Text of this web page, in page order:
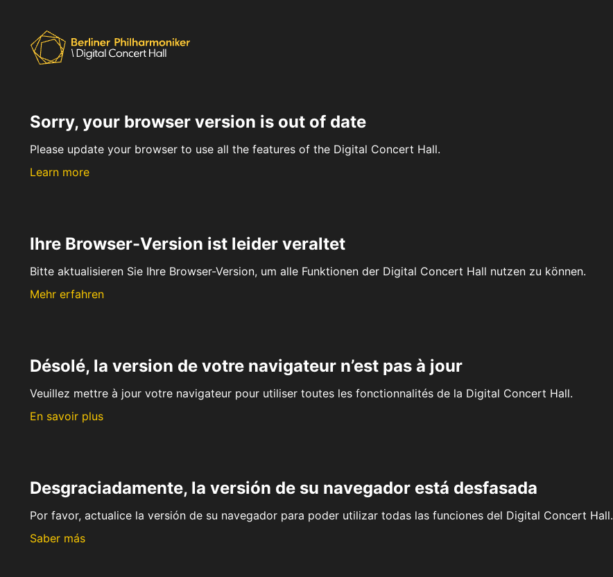
Sorry, your browser version is out of date
Please update your browser to use all the features of the Digital Concert Hall.
Learn more
Ihre Browser-Version ist leider veraltet
Bitte aktualisieren Sie Ihre Browser-Version, um alle Funktionen der Digital Concert Hall nutzen zu können.
Mehr erfahren
Désolé, la version de votre navigateur n’est pas à jour
Veuillez mettre à jour votre navigateur pour utiliser toutes les fonctionnalités de la Digital Concert Hall.
En savoir plus
Desgraciadamente, la versión de su navegador está desfasada
Por favor, actualice la versión de su navegador para poder utilizar todas las funciones del Digital Concert Hall.
Saber más